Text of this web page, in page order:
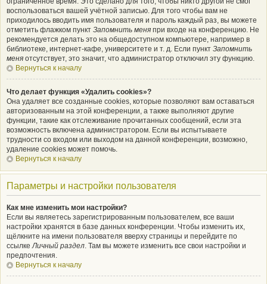
воспользоваться вашей учётной записью. Для того чтобы вам не
приходилось вводить имя пользователя и пароль каждый раз, вы можете
отметить флажком пункт Запомнить меня при входе на конференцию. Не
рекомендуется делать это на общедоступном компьютере, например в
библиотеке, интернет-кафе, университете и т. д. Если пункт Запомнить
меня отсутствует, это значит, что администратор отключил эту функцию.
Вернуться к началу
Что делает функция «Удалить cookies»?
Она удаляет все созданные cookies, которые позволяют вам оставаться
авторизованным на этой конференции, а также выполняют другие
функции, такие как отслеживание прочитанных сообщений, если эта
возможность включена администратором. Если вы испытываете
трудности со входом или выходом на данной конференции, возможно,
удаление cookies может помочь.
Вернуться к началу
Параметры и настройки пользователя
Как мне изменить мои настройки?
Если вы являетесь зарегистрированным пользователем, все ваши
настройки хранятся в базе данных конференции. Чтобы изменить их,
щёлкните на имени пользователя вверху страницы и перейдите по
ссылкеЛичный раздел. Там вы можете изменить все свои настройки и
предпочтения.
Вернуться к началу